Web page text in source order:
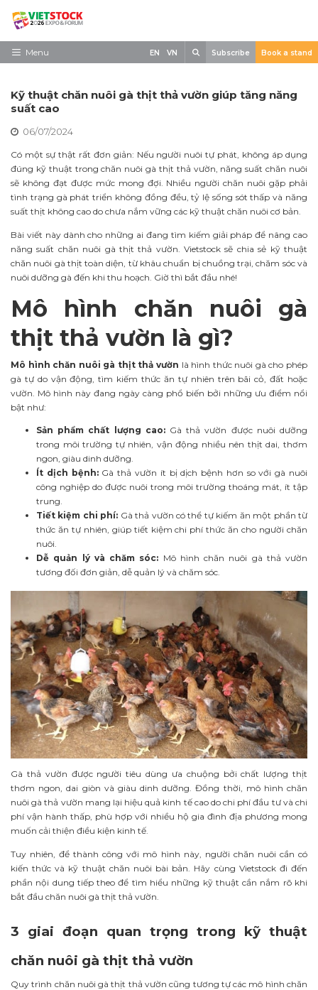
Skip
contentMenu
Về triển lãm
Trưng Bày
Tham Quan
Tin tức
Liên Hệ
EN VN Subscribe Book a stand
Kỹ thuật chăn nuôi gà thịt thả vườn giúp tăng năng
suất cao
06/07/2024
Có một sự thật rất đơn giản: Nếu người nuôi tự phát, không áp dụng
đúng kỹ thuật trong chăn nuôi gà thịt thả vườn, năng suất chăn nuôi
sẽ không đạt được mức mong đợi. Nhiều người chăn nuôi gặp phải
tình trạng gà phát triển không đồng đều, tỷ lệ sống sót thấp và năng
suất thịt không cao do chưa nắm vững các kỹ thuật chăn nuôi cơ bản.
Bài viết này dành cho những ai đang tìm kiếm giải pháp để nâng cao
năng suất chăn nuôi gà thịt thả vườn. Vietstock sẽ chia sẻ kỹ thuật
chăn nuôi gà thịt toàn diện, từ khâu chuẩn bị chuồng trại, chăm sóc và
nuôi dưỡng gà đến khi thu hoạch. Giờ thì bắt đầu nhé!
Mô hình chăn nuôi gà
thịt thả vườn là gì?
Mô hình chăn nuôi gà thịt thả vườn là hình thức nuôi gà cho phép
gà tự do vận động, tìm kiếm thức ăn tự nhiên trên bãi cỏ, đất hoặc
vườn. Mô hình này đang ngày càng phổ biến bởi những ưu điểm nổi
bật như:
Sản phẩm chất lượng cao:Gà thả vườn được nuôi dưỡng
trong môi trường tự nhiên, vận động nhiều nên thịt dai, thơm
ngon, giàu dinh dưỡng.
Ít dịch bệnh:Gà thả vườn ít bị dịch bệnh hơn so với gà nuôi
công nghiệp do được nuôi trong môi trường thoáng mát, ít tập
trung.
Tiết kiệm chi phí: Gà thả vườn có thể tự kiếm ăn một phần từ
thức ăn tự nhiên, giúp tiết kiệm chi phí thức ăn cho người chăn
nuôi.
Dễ quản lý và chăm sóc: Mô hình chăn nuôi gà thả vườn
tương đối đơn giản, dễ quản lý và chăm sóc.
Gà thả vườn được người tiêu dùng ưa chuộng bởi chất lượng thịt
thơm ngon, dai giòn và giàu dinh dưỡng. Đồng thời, mô hình chăn
nuôi gà thả vườn mang lại hiệu quả kinh tế cao do chi phí đầu tư và chi
phí vận hành thấp, phù hợp với nhiều hộ gia đình địa phương mong
muốn cải thiện điều kiện kinh tế.
Tuy nhiên, để thành công với mô hình này, người chăn nuôi cần có
kiến thức và kỹ thuật chăn nuôi bài bản. Hãy cùng Vietstock đi đến
phần nội dung tiếp theo để tìm hiểu những kỹ thuật cần nắm rõ khi
bắt đầu chăn nuôi gà thịt thả vườn.
3 giai đoạn quan trọng trong kỹ thuật
chăn nuôi gà thịt thả vườn
Quy trình chăn nuôi gà thịt thả vườn cũng tương tự các mô hình chăn